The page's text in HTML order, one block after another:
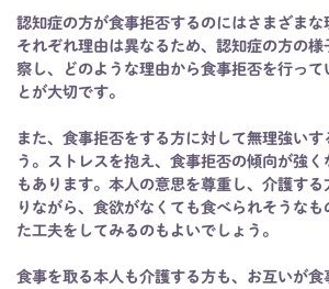
認知症の方が食事拒否するのにはさまざまな
それぞれ理由は異なるため、認知症の方の様
察し、どのような理由から食事拒否を行って
とが大切です。
また、食事拒否をする方に対して無理強いす
う。ストレスを抱え、食事拒否の傾向が強
もあります。本人の意思を尊重し、介護す
りながら、食欲がなくても食べられそうなも
た工夫をしてみるのもよいでしょう。
食事を取る本人も介護する方も、お互いが食